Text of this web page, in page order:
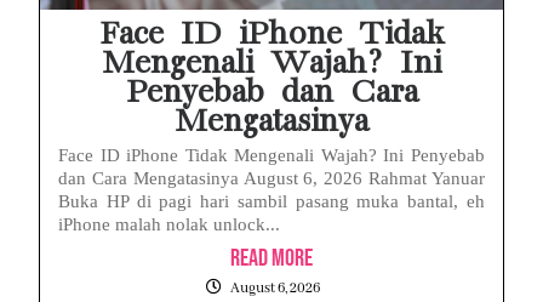
Face ID iPhone Tidak
Mengenali Wajah? Ini
Penyebab dan Cara
Mengatasinya
Face ID iPhone Tidak Mengenali Wajah? Ini Penyebab
dan Cara Mengatasinya August 6, 2026 Rahmat Yanuar
Buka HP di pagi hari sambil pasang muka bantal, eh
iPhone malah nolak unlock...
Read More
August 6, 2026